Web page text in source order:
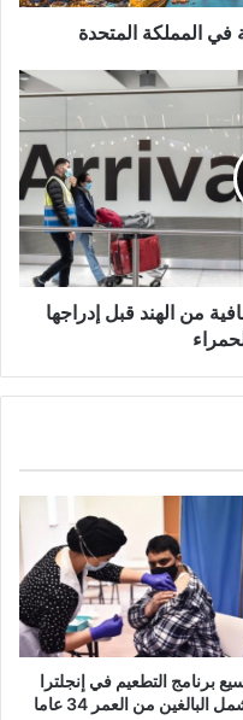
المملكة المتحدة
من الهند قبل إدراجها
برنامج التطعيم في إنجلترا
البالغين من العمر 34 عاما